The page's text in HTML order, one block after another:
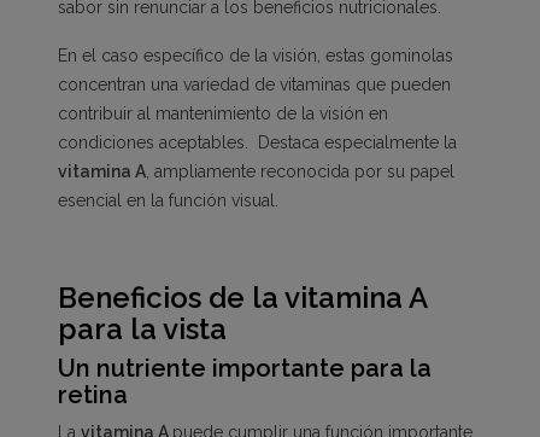
sabor sin renunciar a los beneficios nutricionales.
En el caso específico de la visión, estas gominolas
concentran una variedad de vitaminas que pueden
contribuir al mantenimiento de la visión en
condiciones aceptables. Destaca especialmente la
vitamina A , ampliamente reconocida por su papel
esencial en la función visual.
Beneficios de la vitamina A
para la vista
Un nutriente importante para la
retina
La vitamina A puede cumplir una función importante